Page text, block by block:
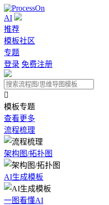
AI
推荐
模板社区
专题
登录 免费注册

模板专题
查看更多
流程梳理
架构图/拓扑图
AI生成模板
一图看懂AI